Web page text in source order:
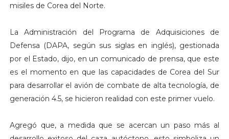
misiles de Corea del Norte.
La Administración del Programa de Adquisiciones de
Defensa (DAPA, según sus siglas en inglés), gestionada
por el Estado, dijo, en un comunicado de prensa, que este
es el momento en que las capacidades de Corea del Sur
para desarrollar el avión de combate de alta tecnología, de
generación 4.5, se hicieron realidad con este primer vuelo.
Agregó que, a medida que se acercan un paso más al